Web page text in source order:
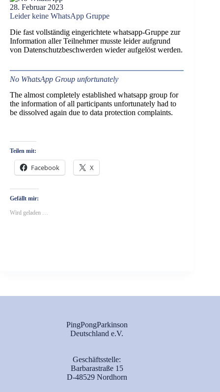
28. Februar 2023
Leider keine WhatsApp Gruppe
Die fast vollständig eingerichtete whatsapp-Gruppe zur
Information aller Teilnehmer musste leider aufgrund
von Datenschutzbeschwerden wieder aufgelöst werden.
No WhatsApp Group unfortunately
The almost completely established whatsapp group for
the information of all participants unfortunately had to
be dissolved again due to data protection complaints.
Teilen mit:
Facebook X
Gefällt mir:
Wird geladen …
PingPongParkinson
Deutschland e.V.
Geschäftsstelle:
Barbarastraße 15
D-48529 Nordhorn